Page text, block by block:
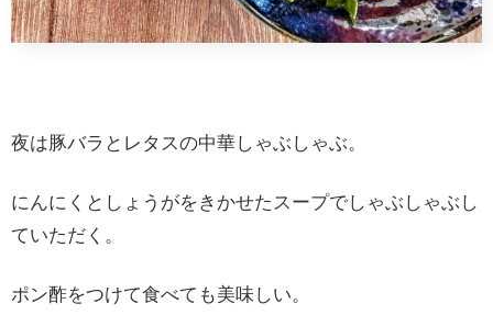
夜は豚バラとレタスの中華しゃぶしゃぶ。
にんにくとしょうがをきかせたスープでしゃぶしゃぶし
ていただく。
ポン酢をつけて食べても美味しい。